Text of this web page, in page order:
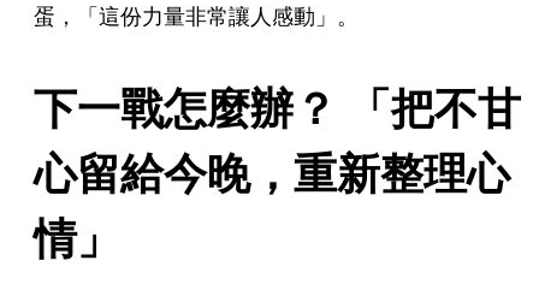
蛋，「這份力量非常讓人感動」。
下一戰怎麼辦？ 「把不甘
心留給今晚，重新整理心
情」